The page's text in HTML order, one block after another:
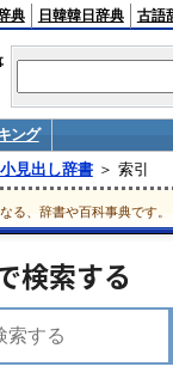
典 日韓韓日辞典 古語
ング
見出し辞書＞ 索引
る、辞書や百科事典です。
検索する